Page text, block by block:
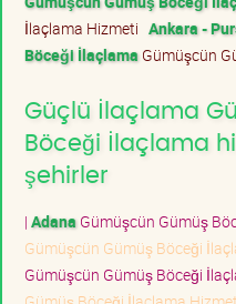
İlaçlama Hizmeti Ankara -
Böceği İlaçlama Gümüşcün
Güçlü İlaçlama
Böceği İlaçlama
şehirler
| Adana Gümüşcün Gümüş
Gümüşcün Gümüş Böceği
Gümüşcün Gümüş Böceği